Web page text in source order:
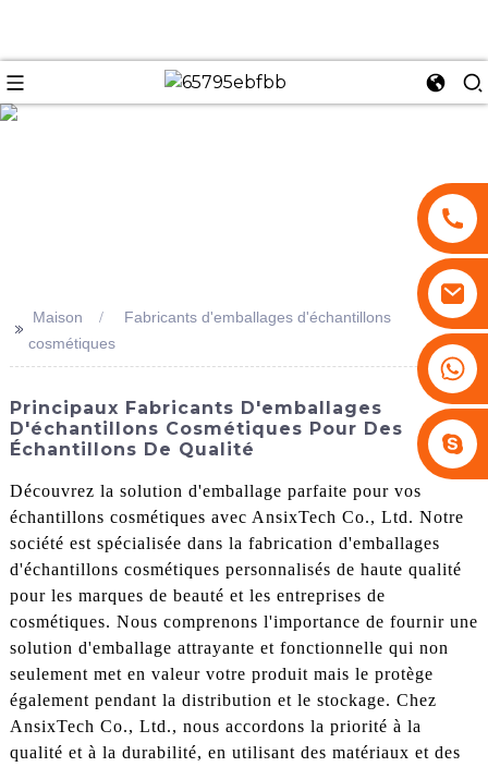
+86 13530645990
Stephenhuang2010
>>
Maison
Fabricants d'emballages d'échantillons
cosmétiques
Principaux Fabricants D'emballages
D'échantillons Cosmétiques Pour Des
Échantillons De Qualité
Découvrez la solution d'emballage parfaite pour vos
échantillons cosmétiques avec AnsixTech Co., Ltd. Notre
société est spécialisée dans la fabrication d'emballages
d'échantillons cosmétiques personnalisés de haute qualité
pour les marques de beauté et les entreprises de
cosmétiques. Nous comprenons l'importance de fournir une
solution d'emballage attrayante et fonctionnelle qui non
seulement met en valeur votre produit mais le protège
également pendant la distribution et le stockage. Chez
AnsixTech Co., Ltd., nous accordons la priorité à la
qualité et à la durabilité, en utilisant des matériaux et des